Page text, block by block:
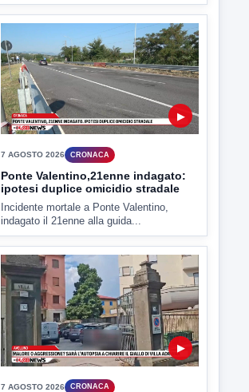
▶
7 AGOSTO 2026 CRONACA
Ponte Valentino,21enne indagato:
ipotesi duplice omicidio stradale
Incidente mortale a Ponte Valentino,
indagato il 21enne alla guida...
▶
7 AGOSTO 2026 CRONACA